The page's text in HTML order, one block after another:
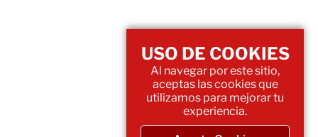
USO DE COOKIES
Al navegar por este sitio,
aceptas las cookies que
utilizamos para mejorar tu
experiencia.